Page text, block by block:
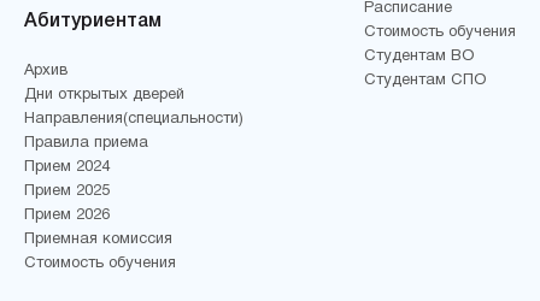
Абитуриентам
Архив
Дни открытых дверей
Направления(специальности)
Правила приема
Прием 2024
Прием 2025
Прием 2026
Приемная комиссия
Стоимость обучения
Расписание
Стоимость обучения
Студентам ВО
Студентам СПО